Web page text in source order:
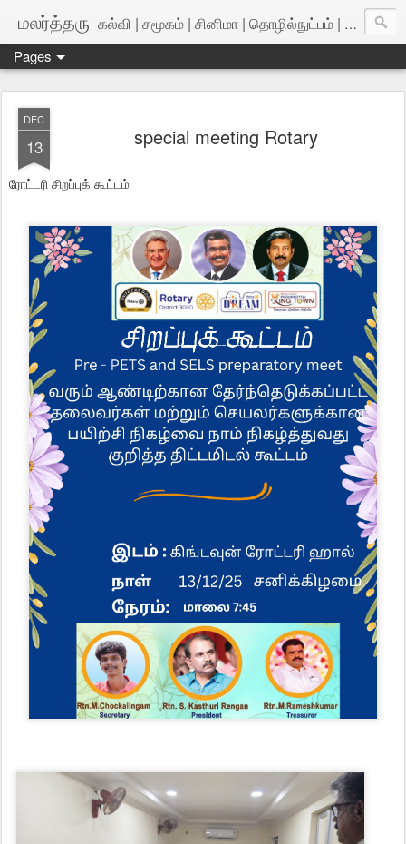
மலர்த்தரு கல்வி | சமூகம் | சினிமா | தொழில்நுட்பம் | அறிவியல்
Pages
DEC
13 special meeting Rotary
ரோட்டரி சிறப்புக் கூட்டம்